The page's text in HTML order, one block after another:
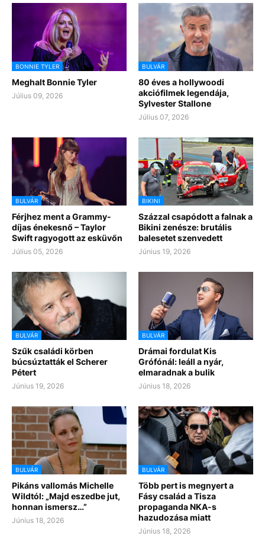
BONNIE TYLER
Meghalt Bonnie Tyler
Július 09, 2026
BULVÁR
80 éves a hollywoodi
akciófilmek legendája,
Sylvester Stallone
Július 07, 2026
BULVÁR
Férjhez ment a Grammy-
díjas énekesnő – Taylor
Swift ragyogott az esküvőn
Július 05, 2026
BIKINI
Százzal csapódott a falnak a
Bikini zenésze: brutális
balesetet szenvedett
Június 19, 2026
BULVÁR
Szűk családi körben
búcsúztatták el Scherer
Pétert
Június 19, 2026
BULVÁR
Drámai fordulat Kis
Grófónál: leáll a nyár,
elmaradnak a bulik
Június 18, 2026
BULVÁR
Pikáns vallomás Michelle
Wildtól: „Majd eszedbe jut,
honnan ismersz…”
Június 18, 2026
BULVÁR
Több pert is megnyert a
Fásy család a Tisza
propaganda NKA-s
hazudozása miatt
Június 18, 2026